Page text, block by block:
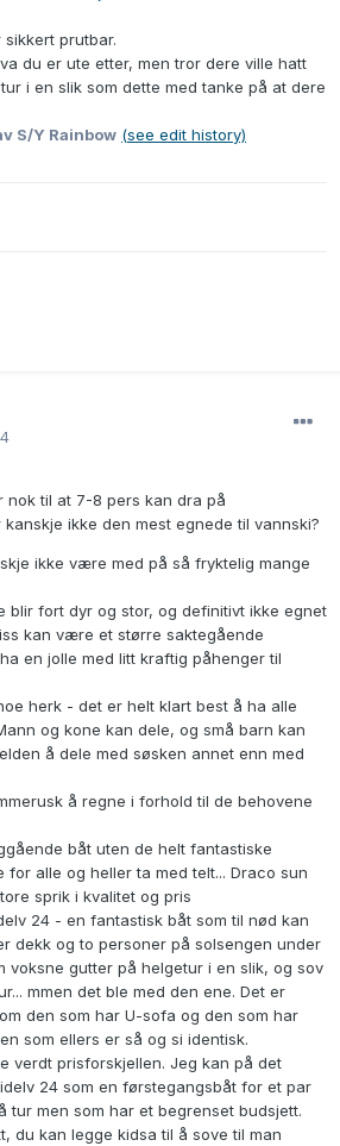
prutbar.
du er ute etter, men tror dere ville hatt
i en slik som dette med tanke på at dere
S/Y Rainbow (see edit history)
nok til at 7-8 pers kan dra på
ikke den mest egnede til vannski?
ikke være med på så fryktelig mange
blir fort dyr og stor, og definitivt ikke egnet
kan være et større saktegående
en jolle med litt kraftig påhenger til
herk - det er helt klart best å ha alle
og kone kan dele, og små barn kan
å dele med søsken annet enn med
å regne i forhold til de behovene
båt uten de helt fantastiske
for alle og heller ta med telt... Draco sun
sprik i kvalitet og pris
24 - en fantastisk båt som til nød kan
dekk og to personer på solsengen under
voksne gutter på helgetur i en slik, og sov
mmen det ble med den ene. Det er
den som har U-sofa og den som har
som ellers er så og si identisk.
verdt prisforskjellen. Jeg kan på det
24 som en førstegangsbåt for et par
tur men som har et begrenset budsjett.
du kan legge kidsa til å sove til man